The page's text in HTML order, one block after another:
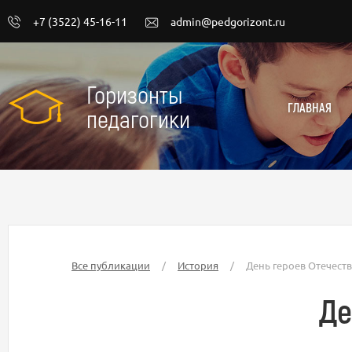
+7 (3522) 45-16-11 admin@pedgorizont.ru
Горизонты
педагогики
ГЛАВНАЯ
Все публикации / История / День героев